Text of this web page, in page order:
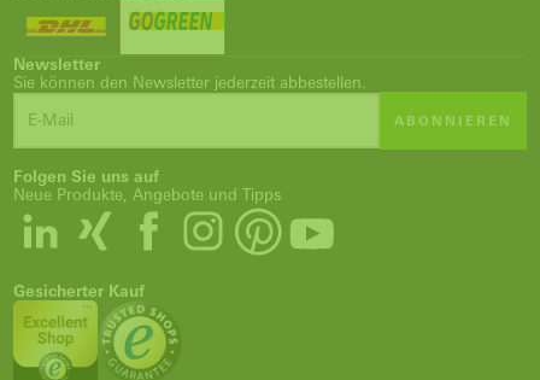
Newsletter
Sie können den Newsletter jederzeit abbestellen.
ABONNIEREN
Folgen Sie uns auf
Neue Produkte, Angebote und Tipps
Gesicherter Kauf